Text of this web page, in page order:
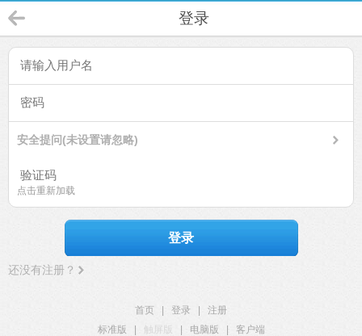
登录
安全提问(未设置请忽略)
点击重新加载
登录
还没有注册？
首页 登录
注册
标准版
触屏版 电脑版
客户端